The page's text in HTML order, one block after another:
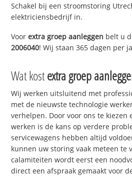
Schakel bij een stroomstoring
elektriciensbedrijf in.
Voorextra groep aanleggen belt u
2006040! Wij staan 365 dagen per
Wat kostextra groep
Wij werken uitsluitend met
met de nieuwste technologie
verhelpen. Door voor ons te kiezen
werken is de kans op verdere
servicewagens hebben altijd
kunnen uw storing vaak meteen te
calamiteiten wordt eerst een
direct een afspraak gemaakt voor